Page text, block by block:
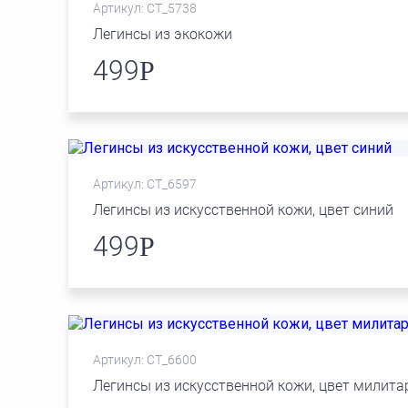
Артикул: СТ_5738
Легинсы из экокожи
499Р
Артикул: СТ_6597
Легинсы из искусственной кожи, цвет синий
499Р
Артикул: СТ_6600
Легинсы из искусственной кожи, цвет